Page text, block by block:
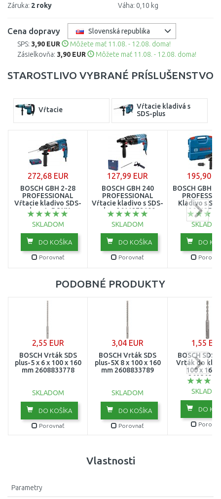
Záruka: 2 roky
Váha: 0,10 kg
Cena dopravy
Slovenská republika
SPS: 3,90 EUR
Môžete mať 11.08. - 12.08. doma!
Zásielkovňa: 3,90 EUR Môžete mať 11.08. - 12.08. doma!
STAROSTLIVO VYBRANÉ PRÍSLUŠENSTVO
Vŕtacie
Vŕtacie kladivá s
SDS-plus
272,68 EUR
BOSCH GBH 2-28
PROFESSIONAL
Vŕtacie kladivo SDS-
plus v L-BOXX
0611267501
SKLADOM
DO KOŠÍKA
Porovnať
127,99 EUR
BOSCH GBH 240
PROFESSIONAL
Vŕtacie kladivo s SDS-
plus, 0611272100
SKLADOM
DO KOŠÍKA
Porovnať
195,90
BOSCH GBH
Kladivo s
DO
PODOBNÉ PRODUKTY
2,55 EUR
BOSCH Vrták SDS
plus-5 x 6 x 100 x 160
mm 2608833778
SKLADOM
DO KOŠÍKA
Porovnať
3,04 EUR
BOSCH Vrták SDS
plus-5X 8 x 100 x 160
mm 2608833789
SKLADOM
DO KOŠÍKA
Porovnať
1,55
BOSCH SDS-
Vrták do
100 x 160
DO
Vlastnosti
Parametry